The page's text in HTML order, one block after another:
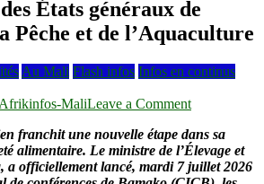
États généraux de
Pêche et de l’Aquaculture
Au Mali Flash infos Infos en continus
Afrikinfos-MaliLeave a Commenton
:
lancement
des
franchit une nouvelle étape dans sa
alimentaire. Le ministre de l’Élevage et
a officiellement lancé, mardi 7 juillet 2026